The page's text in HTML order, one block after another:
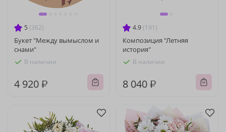
5 (362)
Букет "Между вымыслом и
снами"
В наличии
4 920 ₽
4.9 (191)
Композиция "Летняя
история"
В наличии
8 040 ₽